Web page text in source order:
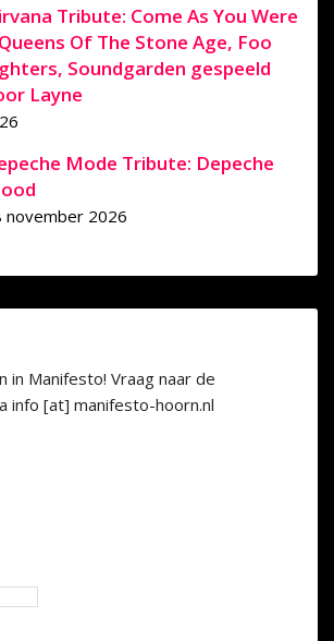
Tribute: Come As You Were
Of The Stone Age, Foo
Soundgarden gespeeld
Layne
Mode Tribute: Depeche
november 2026
in Manifesto! Vraag naar de
info [at] manifesto-hoorn.nl